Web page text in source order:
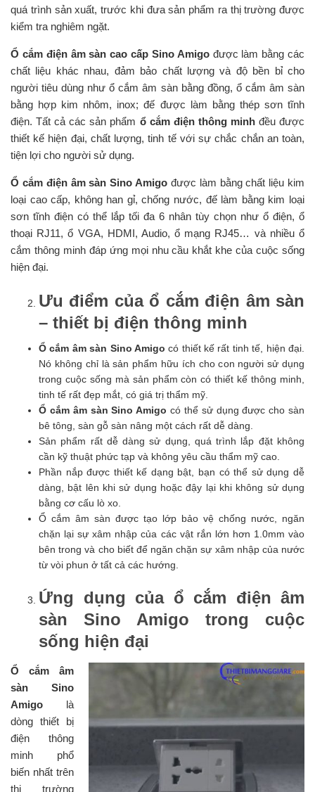
quá trình sản xuất, trước khi đưa sản phẩm ra thị trường được
kiểm tra nghiêm ngặt.
Ổ cắm điện âm sàn cao cấp Sino Amigođược làm bằng các
chất liệu khác nhau, đảm bảo chất lượng và độ bền bỉ cho
người tiêu dùng như ổ cắm âm sàn bằng đồng, ổ cắm âm sàn
bằng hợp kim nhôm, inox; đế được làm bằng thép sơn tĩnh
điện. Tất cả các sản phẩm ổ cắm điện thông minhđều được
thiết kế hiện đại, chất lượng, tinh tế với sự chắc chắn an toàn,
tiện lợi cho người sử dụng.
Ổ cắm điện âm sàn Sino Amigo được làm bằng chất liệu kim
loại cao cấp, không han gỉ, chống nước, đế làm bằng kim loại
sơn tĩnh điện có thể lắp tối đa 6 nhân tùy chọn như ổ điện, ổ
thoại RJ11, ổ VGA, HDMI, Audio, ổ mạng RJ45… và nhiều ổ
cắm thông minh đáp ứng mọi nhu cầu khắt khe của cuộc sống
hiện đại.
Ưu điểm của ổ cắm điện âm sàn
– thiết bị điện thông minh
Ổ cắm âm sàn Sino Amigo có thiết kế rất tinh tế, hiện đại.
Nó không chỉ là sản phẩm hữu ích cho con người sử dụng
trong cuộc sống mà sản phẩm còn có thiết kế thông minh,
tinh tế rất đẹp mắt, có giá trị thẩm mỹ.
Ổ cắm âm sàn Sino Amigo có thể sử dụng được cho sàn
bê tông, sàn gỗ sàn nâng một cách rất dễ dàng.
Sản phẩm rất dễ dàng sử dụng, quá trình lắp đặt không
cần kỹ thuật phức tạp và không yêu cầu thẩm mỹ cao.
Phần nắp được thiết kế dạng bật, bạn có thể sử dụng dễ
dàng, bật lên khi sử dụng hoặc đậy lại khi không sử dụng
bằng cơ cấu lò xo.
Ổ cắm âm sàn được tạo lớp bảo vệ chống nước, ngăn
chặn lại sự xâm nhập của các vật rắn lớn hơn 1.0mm vào
bên trong và cho biết để ngăn chặn sự xâm nhập của nước
từ vòi phun ở tất cả các hướng.
Ứng dụng của ổ cắm điện âm
sàn Sino Amigo trong cuộc
sống hiện đại
Ổ cắm âm
sàn Sino
Amigo là
dòng thiết bị
điện thông
minh phổ
biến nhất trên
thị trường